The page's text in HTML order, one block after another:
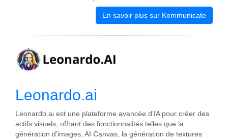
En savoir plus sur Kommunicate
Leonardo.ai
Leonardo.ai est une plateforme avancée d'IA pour créer des
actifs visuels, offrant des fonctionnalités telles que la
génération d'images, AI Canvas, la génération de textures